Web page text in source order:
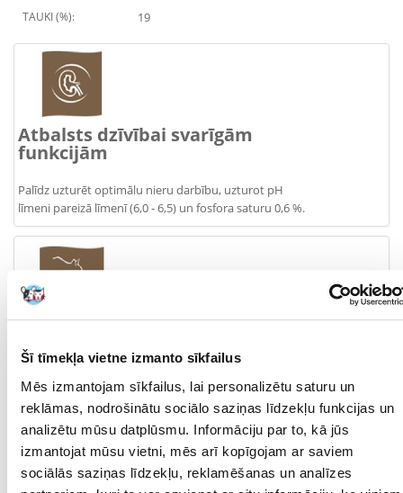
Šī tīmekļa vietne izmanto sīkfailus
Mēs izmantojam sīkfailus, lai personalizētu saturu un
reklāmas, nodrošinātu sociālo saziņas līdzekļu funkcijas un
analizētu mūsu datplūsmu. Informāciju par to, kā jūs
izmantojat mūsu vietni, mēs arī kopīgojam ar saviem
sociālās saziņas līdzekļu, reklamēšanas un analīzes
TAUKI (%): 19
Atbalsts dzīvībai svarīgām
funkcijām
Palīdz uzturēt optimālu nieru darbību, uzturot pH
līmeni pareizā līmenī (6,0 - 6,5) un fosfora saturu 0,6 %.
Īpaša garša
Jaunā granulu forma un struktūra - spilvena formas
granulas ar mīkstu pildījumu zem kraukšķīga apvalka -
ļauj apmierināt pat visprasīgāko šķirņu kaķu
vajadzības.